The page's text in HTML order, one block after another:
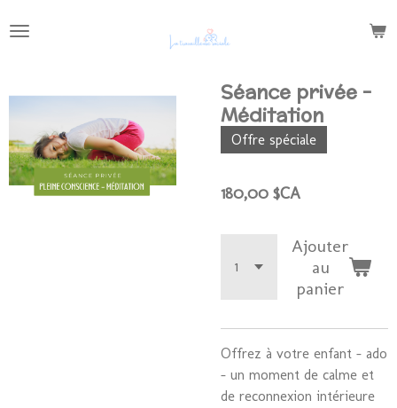
au
Séance privée -
Méditation
Offre spéciale
180,00 $CA
Ajouter
au
panier
Offrez à votre enfant - ado
- un moment de calme et
de reconnexion intérieure